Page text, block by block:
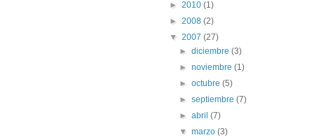
► 2010 (1)
► 2008 (2)
▼ 2007 (27)
►diciembre(3)
►noviembre(1)
►octubre(5)
►septiembre(7)
►abril(7)
▼marzo(3)